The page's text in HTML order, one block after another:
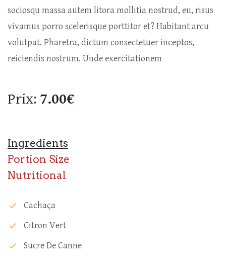
sociosqu massa autem litora mollitia nostrud, eu, risus
vivamus porro scelerisque porttitor et? Habitant arcu
volutpat. Pharetra, dictum consectetuer inceptos,
reiciendis nostrum. Unde exercitationem
Prix: 7.00€
Ingredients
Portion Size
Nutritional
check Cachaça
check Citron Vert
check Sucre De Canne